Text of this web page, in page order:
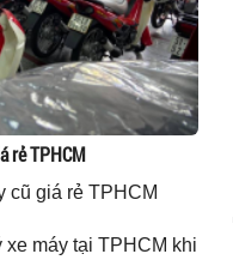
rẻ TPHCM
cũ giá rẻ TPHCM
máy tại TPHCM khi